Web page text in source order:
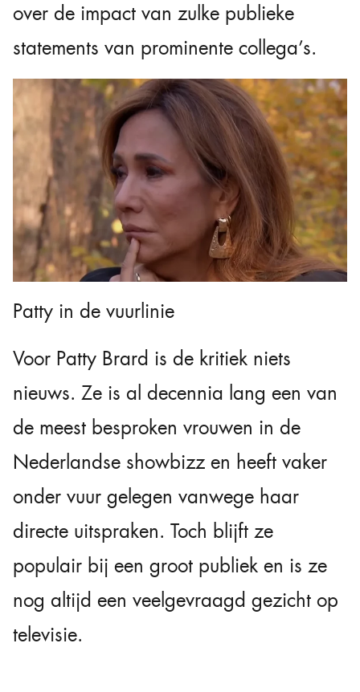
over de impact van zulke publieke
statements van prominente collega’s.
Patty in de vuurlinie
Voor Patty Brard is de kritiek niets
nieuws. Ze is al decennia lang een van
de meest besproken vrouwen in de
Nederlandse showbizz en heeft vaker
onder vuur gelegen vanwege haar
directe uitspraken. Toch blijft ze
populair bij een groot publiek en is ze
nog altijd een veelgevraagd gezicht op
televisie.